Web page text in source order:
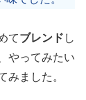
てブレンド し
やってみたい
みました。